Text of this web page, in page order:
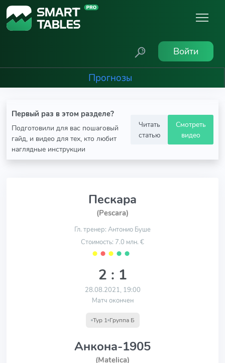
Войти
Прогнозы
Первый раз в этом разделе?
Подготовили для вас пошаговый
гайд, и видео для тех, кто любит
наглядные инструкции
Читать
статью
Смотреть
видео
Пескара
(Pescara)
Гл. тренер: Антонио Буше
Стоимость: 7.0 млн. €
⬤ ⬤ ⬤ ⬤ ⬤
2 : 1
28.08.2021, 19:00
Матч окончен
Тур 1 Группа Б
Анкона-1905
(Matelica)